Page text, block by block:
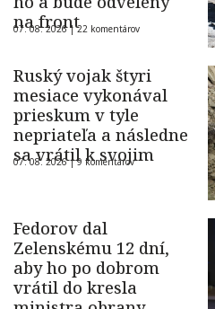
na front
07. 08. 2026 |22 komentárov
Ruský vojak štyri
mesiace vykonával
prieskum v tyle
nepriateľa a následne
sa vrátil k svojim
07. 08. 2026 |9 komentárov
Fedorov dal
Zelenskému 12 dní,
aby ho po dobrom
vrátil do kresla